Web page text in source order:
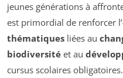
jeunes générations à
est primordial de renforcer l’
thématiques liées au
biodiversité et au
cursus scolaires